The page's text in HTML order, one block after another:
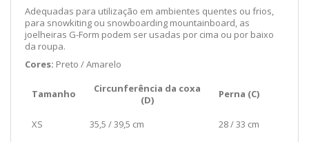
Adequadas para utilização em ambientes quentes ou frios,
para snowkiting ou snowboarding mountainboard, as
joelheiras G-Form podem ser usadas por cima ou por baixo
da roupa.
Cores: Preto / Amarelo
Tamanho
Circunferência da coxa
(D)
Perna (C)
XS 35,5 / 39,5 cm
28 / 33 cm